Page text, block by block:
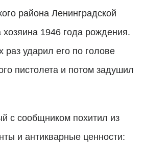
района Ленинградской
хозяина 1946 года рождения.
раз ударил его по голове
пистолета и потом задушил
с сообщником похитил из
и антикварные ценности: